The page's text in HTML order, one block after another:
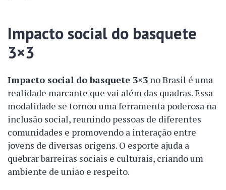
Impacto social do basquete
3×3
Impacto social do basquete 3×3 no Brasil é uma
realidade marcante que vai além das quadras. Essa
modalidade se tornou uma ferramenta poderosa na
inclusão social, reunindo pessoas de diferentes
comunidades e promovendo a interação entre
jovens de diversas origens. O esporte ajuda a
quebrar barreiras sociais e culturais, criando um
ambiente de união e respeito.